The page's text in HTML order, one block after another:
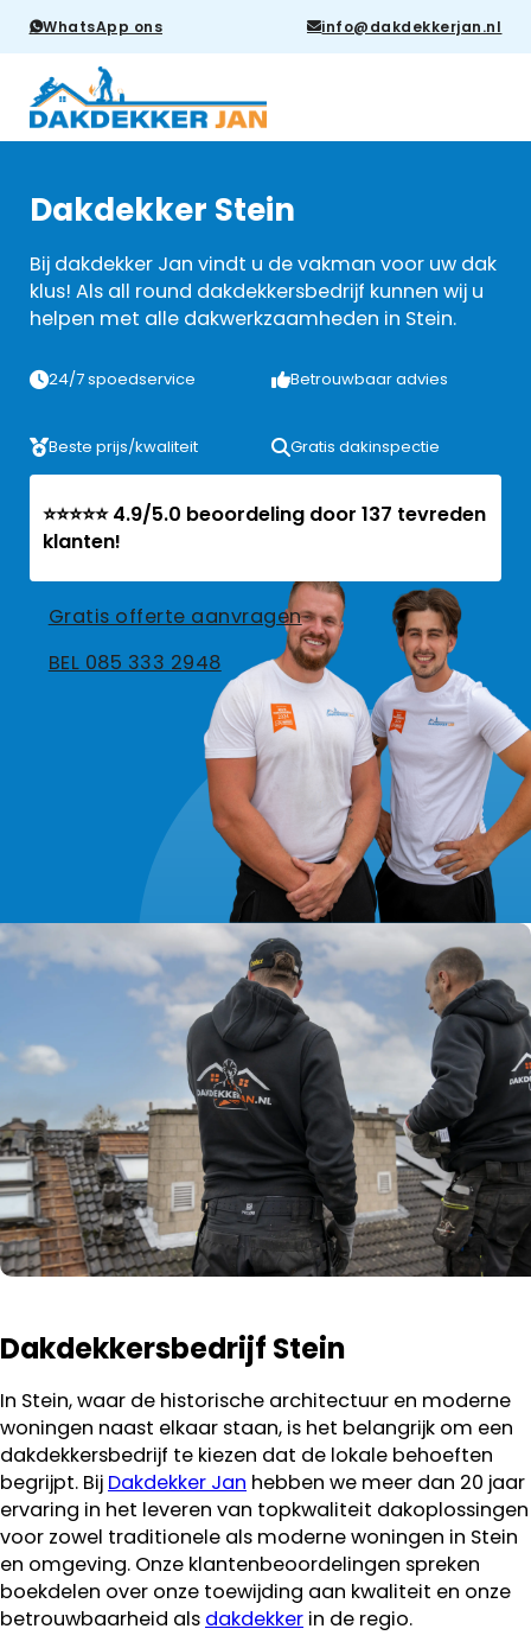
WhatsApp ons info@dakdekkerjan.nl
Dakdekker Stein
Bij dakdekker Jan vindt u de vakman voor uw dak
klus! Als all round dakdekkersbedrijf kunnen wij u
helpen met alle dakwerkzaamheden in Stein.
24/7 spoedservice Betrouwbaar advies
Beste prijs/kwaliteit Gratis dakinspectie
⭐⭐⭐⭐⭐ 4.9/5.0 beoordeling door 137 tevreden
klanten!
Gratis offerte aanvragen
BEL 085 333 2948
Dakdekkersbedrijf Stein
In Stein, waar de historische architectuur en moderne
woningen naast elkaar staan, is het belangrijk om een
dakdekkersbedrijf te kiezen dat de lokale behoeften
begrijpt. Bij Dakdekker Jan hebben we meer dan 20 jaar
ervaring in het leveren van topkwaliteit dakoplossingen
voor zowel traditionele als moderne woningen in Stein
en omgeving. Onze klantenbeoordelingen spreken
boekdelen over onze toewijding aan kwaliteit en onze
betrouwbaarheid als dakdekker in de regio.